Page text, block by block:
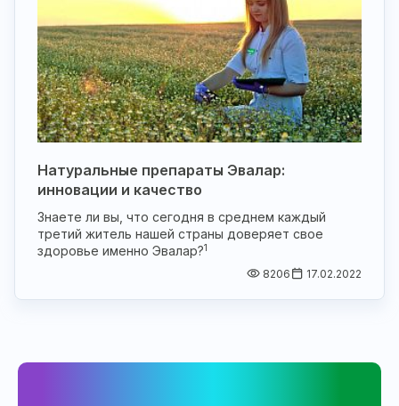
Натуральные препараты Эвалар:
инновации и качество
Знаете ли вы, что сегодня в среднем каждый
третий житель нашей страны доверяет свое
здоровье именно Эвалар?1
8206 17.02.2022